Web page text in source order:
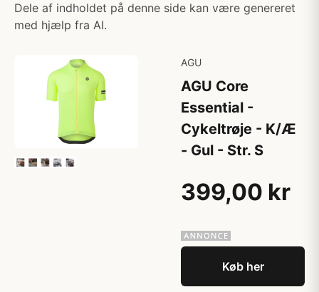
Dele af indholdet på denne side kan være genereret
med hjælp fra AI.
AGU
AGU Core
Essential -
Cykeltrøje - K/Æ
- Gul - Str. S
399,00 kr
Køb her